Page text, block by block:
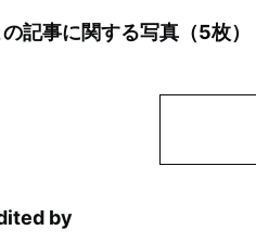
の記事に関する写真（5枚）
by